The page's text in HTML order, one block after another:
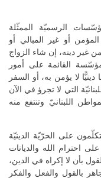
الرسميّة الممثّلة
المؤمن أو غير المبالي أو
غير دينه، إن شاء الزواج
القائمة على أمور
لا يؤمن به، أو السفر
التي لا تجرؤ في الآن
اللبنانيّ وتنتفع منه
على الحرّيّة الدينيّة
احترام الله والديانات
بأن لا إكراه في الدين،
بالقول والفعل والفكر